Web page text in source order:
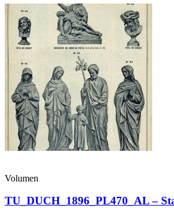
Volumen
TU_DUCH_1896_PL470_AL –